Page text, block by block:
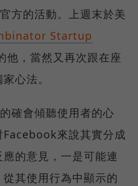
方的活動。上週末於美
Startup
他，當然又再次跟在座
心法。
確會傾聽使用者的心
來說其實分成
的意見，一是可能連
其使用行為中顯示的